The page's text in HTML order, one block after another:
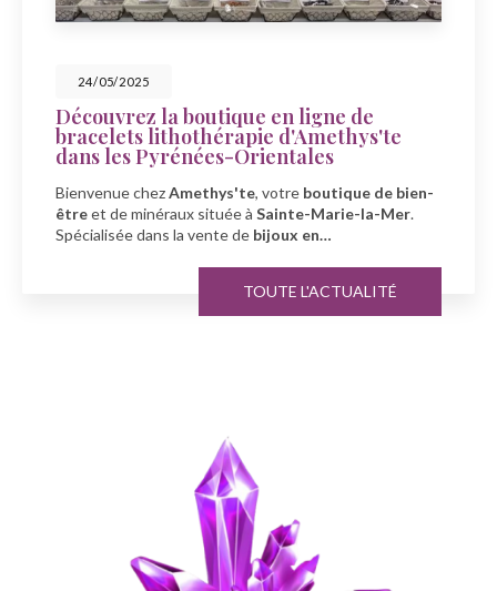
24/05/2025
Découvrez la boutique en ligne de
bracelets lithothérapie d'Amethys'te
dans les Pyrénées-Orientales
Bienvenue chezAmethys'te, votre boutique de bien-
êtreet de minéraux située à Sainte-Marie-la-Mer.
Spécialisée dans la vente de bijoux en…
TOUTE L'ACTUALITÉ